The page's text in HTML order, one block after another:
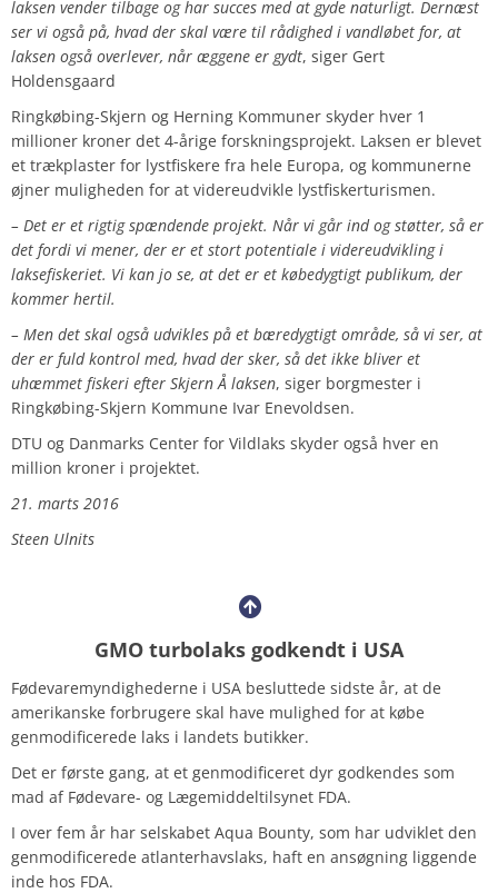
laksen vender tilbage og har succes med at gyde naturligt. Dernæst
ser vi også på, hvad der skal være til rådighed i vandløbet for, at
laksen også overlever, når æggene er gydt, siger Gert
Holdensgaard
Ringkøbing-Skjern og Herning Kommuner skyder hver 1
millioner kroner det 4-årige forskningsprojekt. Laksen er blevet
et trækplaster for lystfiskere fra hele Europa, og kommunerne
øjner muligheden for at videreudvikle lystfiskerturismen.
– Det er et rigtig spændende projekt. Når vi går ind og støtter, så er
det fordi vi mener, der er et stort potentiale i videreudvikling i
laksefiskeriet. Vi kan jo se, at det er et købedygtigt publikum, der
kommer hertil.
– Men det skal også udvikles på et bæredygtigt område, så vi ser, at
der er fuld kontrol med, hvad der sker, så det ikke bliver et
uhæmmet fiskeri efter Skjern Å laksen, siger borgmester i
Ringkøbing-Skjern Kommune Ivar Enevoldsen.
DTU og Danmarks Center for Vildlaks skyder også hver en
million kroner i projektet.
21. marts 2016
Steen Ulnits
GMO turbolaks godkendt i USA
Fødevaremyndighederne i USA besluttede sidste år, at de
amerikanske forbrugere skal have mulighed for at købe
genmodificerede laks i landets butikker.
Det er første gang, at et genmodificeret dyr godkendes som
mad af Fødevare- og Lægemiddeltilsynet FDA.
I over fem år har selskabet Aqua Bounty, som har udviklet den
genmodificerede atlanterhavslaks, haft en ansøgning liggende
inde hos FDA.